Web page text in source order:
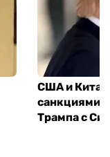
США и
санкциями:
Трампа с Си